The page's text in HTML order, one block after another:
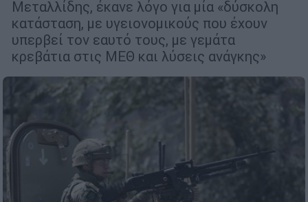
Μεταλλίδης, έκανε λόγο για μία «δύσκολη
κατάσταση, με υγειονομικούς που έχουν
υπερβεί τον εαυτό τους, με γεμάτα
κρεβάτια στις ΜΕΘ και λύσεις ανάγκης»